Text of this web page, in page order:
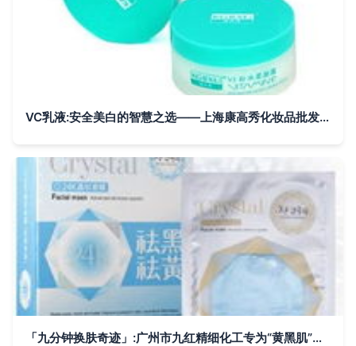
VC乳液:安全美白的智慧之选——上海康高秀化妆品批发解析
「九分钟换肤奇迹」:广州市九红精细化工专为“黄黑肌”逆袭而生的光彩法案